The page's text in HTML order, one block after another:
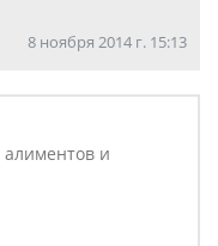
8 ноября 2014 г. 15:13
алиментов и